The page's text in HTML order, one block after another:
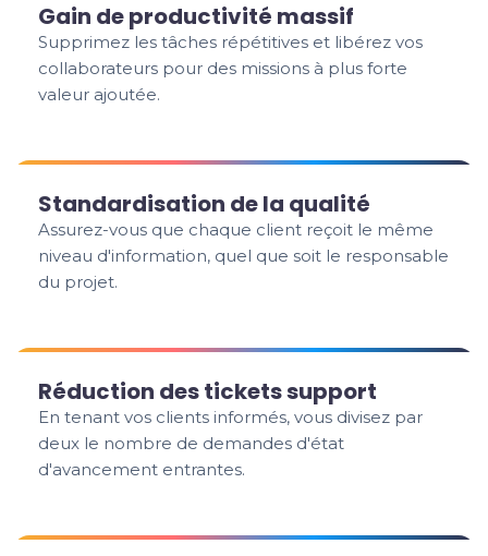
Gain de productivité massif
Supprimez les tâches répétitives et libérez vos
collaborateurs pour des missions à plus forte
valeur ajoutée.
Standardisation de la qualité
Assurez-vous que chaque client reçoit le même
niveau d'information, quel que soit le responsable
du projet.
Réduction des tickets support
En tenant vos clients informés, vous divisez par
deux le nombre de demandes d'état
d'avancement entrantes.